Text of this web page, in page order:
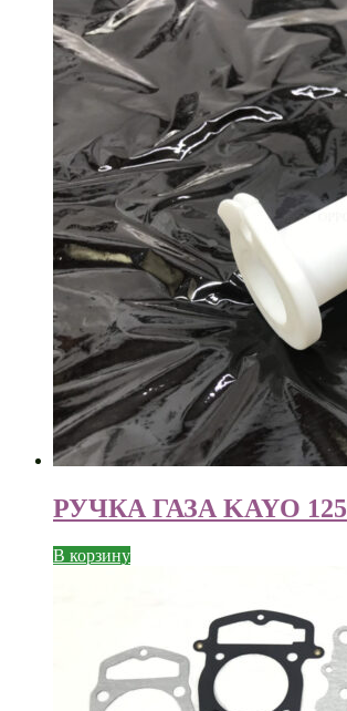
РУЧКА ГАЗА KAYO 125
В корзину